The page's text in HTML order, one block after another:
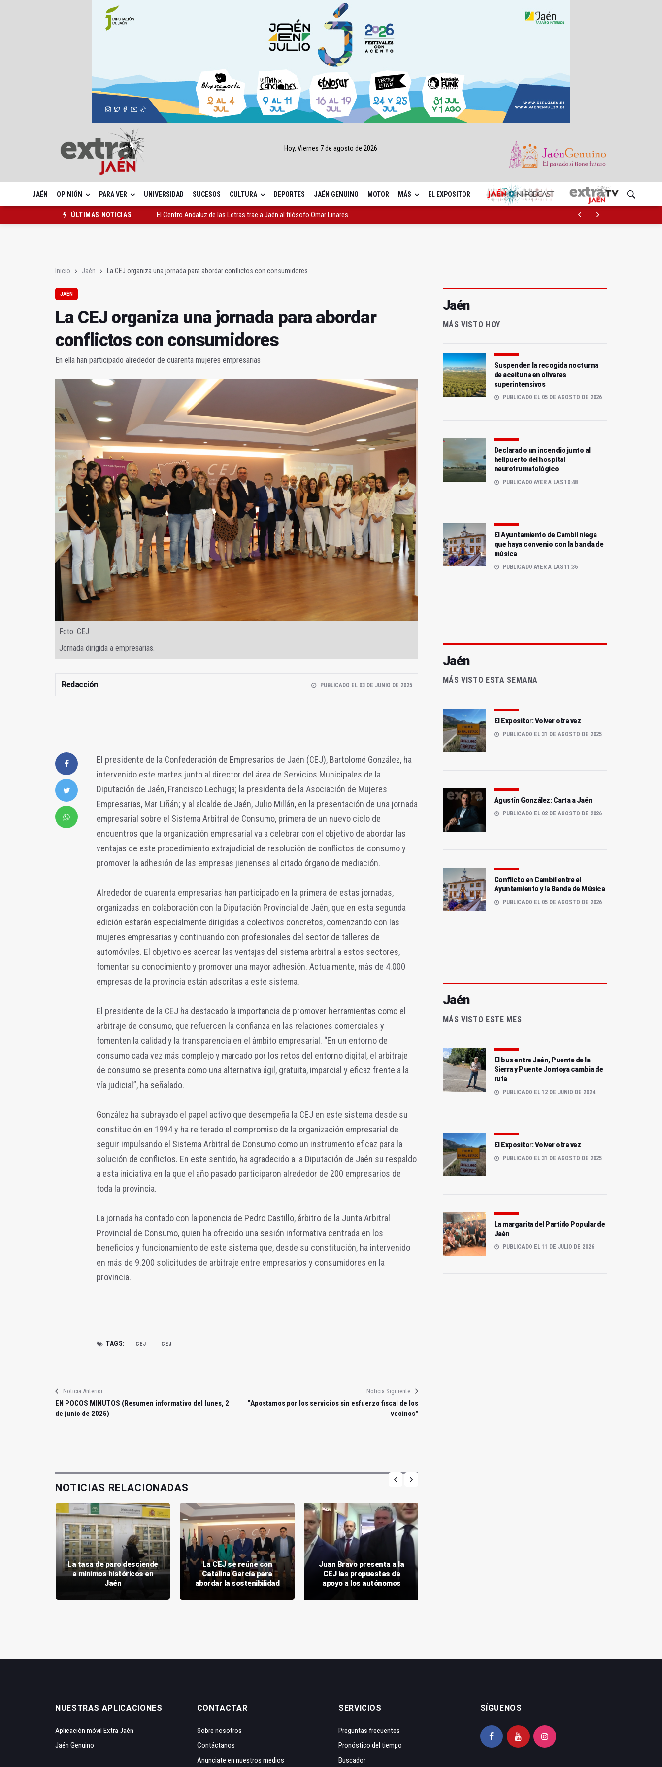
Hoy, Viernes 7 de agosto de 2026
JAÉN OPINIÓN PARA VER UNIVERSIDAD SUCESOS CULTURA DEPORTES JAÉN GENUINO MOTOR MÁS EL EXPOSITOR
ÚLTIMAS NOTICIAS
El Centro Andaluz de las Letras trae a Jaén al filósofo Omar Linares
Inicio Jaén La CEJ organiza una jornada para abordar conflictos con consumidores
JAÉN
La CEJ organiza una jornada para abordar
conflictos con consumidores
En ella han participado alrededor de cuarenta mujeres empresarias
Foto: CEJ
Jornada dirigida a empresarias.
Redacción PUBLICADO EL 03 DE JUNIO DE 2025
El presidente de la Confederación de Empresarios de Jaén (CEJ), Bartolomé González, ha
intervenido este martes junto al director del área de Servicios Municipales de la
Diputación de Jaén, Francisco Lechuga; la presidenta de la Asociación de Mujeres
Empresarias, Mar Liñán; y al alcalde de Jaén, Julio Millán, en la presentación de una jornada
empresarial sobre el Sistema Arbitral de Consumo, primera de un nuevo ciclo de
encuentros que la organización empresarial va a celebrar con el objetivo de abordar las
ventajas de este procedimiento extrajudicial de resolución de conflictos de consumo y
promover la adhesión de las empresas jienenses al citado órgano de mediación.
Alrededor de cuarenta empresarias han participado en la primera de estas jornadas,
organizadas en colaboración con la Diputación Provincial de Jaén, que en esta segunda
edición estarán especialmente dirigidas a colectivos concretos, comenzando con las
mujeres empresarias y continuando con profesionales del sector de talleres de
automóviles. El objetivo es acercar las ventajas del sistema arbitral a estos sectores,
fomentar su conocimiento y promover una mayor adhesión. Actualmente, más de 4.000
empresas de la provincia están adscritas a este sistema.
El presidente de la CEJ ha destacado la importancia de promover herramientas como el
arbitraje de consumo, que refuercen la confianza en las relaciones comerciales y
fomenten la calidad y la transparencia en el ámbito empresarial. “En un entorno de
consumo cada vez más complejo y marcado por los retos del entorno digital, el arbitraje
de consumo se presenta como una alternativa ágil, gratuita, imparcial y eficaz frente a la
vía judicial”, ha señalado.
González ha subrayado el papel activo que desempeña la CEJ en este sistema desde su
constitución en 1994 y ha reiterado el compromiso de la organización empresarial de
seguir impulsando el Sistema Arbitral de Consumo como un instrumento eficaz para la
solución de conflictos. En este sentido, ha agradecido a la Diputación de Jaén su respaldo
a esta iniciativa en la que el año pasado participaron alrededor de 200 empresarios de
toda la provincia.
La jornada ha contado con la ponencia de Pedro Castillo, árbitro de la Junta Arbitral
Provincial de Consumo, quien ha ofrecido una sesión informativa centrada en los
beneficios y funcionamiento de este sistema que, desde su constitución, ha intervenido
en más de 9.200 solicitudes de arbitraje entre empresarios y consumidores en la
provincia.
TAGS: CEJ CEJ
Noticia Anterior
EN POCOS MINUTOS (Resumen informativo del lunes, 2
de junio de 2025)
Noticia Siguiente
"Apostamos por los servicios sin esfuerzo fiscal de los
vecinos"
NOTICIAS RELACIONADAS
La tasa de paro desciende
a mínimos históricos en
Jaén
La CEJ se reúne con
Catalina García para
abordar la sostenibilidad
Juan Bravo presenta a la
CEJ las propuestas de
apoyo a los autónomos
Jaén
MÁS VISTO HOY
Suspenden la recogida nocturna
de aceituna en olivares
superintensivos
PUBLICADO EL 05 DE AGOSTO DE 2026
Declarado un incendio junto al
helipuerto del hospital
neurotrumatológico
PUBLICADO AYER A LAS 10:48
El Ayuntamiento de Cambil niega
que haya convenio con la banda de
música
PUBLICADO AYER A LAS 11:36
Jaén
MÁS VISTO ESTA SEMANA
El Expositor: Volver otra vez
PUBLICADO EL 31 DE AGOSTO DE 2025
Agustín González: Carta a Jaén
PUBLICADO EL 02 DE AGOSTO DE 2026
Conflicto en Cambil entre el
Ayuntamiento y la Banda de Música
PUBLICADO EL 05 DE AGOSTO DE 2026
Jaén
MÁS VISTO ESTE MES
El bus entre Jaén, Puente de la
Sierra y Puente Jontoya cambia de
ruta
PUBLICADO EL 12 DE JUNIO DE 2024
El Expositor: Volver otra vez
PUBLICADO EL 31 DE AGOSTO DE 2025
La margarita del Partido Popular de
Jaén
PUBLICADO EL 11 DE JULIO DE 2026
NUESTRAS APLICACIONES
Aplicación móvil Extra Jaén
Jaén Genuino
CONTACTAR
Sobre nosotros
Contáctanos
Anunciate en nuestros medios
SERVICIOS
Preguntas frecuentes
Pronóstico del tiempo
Buscador
SÍGUENOS